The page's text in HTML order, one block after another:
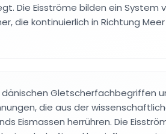
Die Eisströme bilden ein System
die kontinuierlich in Richtung Meer
Gletscherfachbegriffen
die aus der
Eismassen herrühren. Die